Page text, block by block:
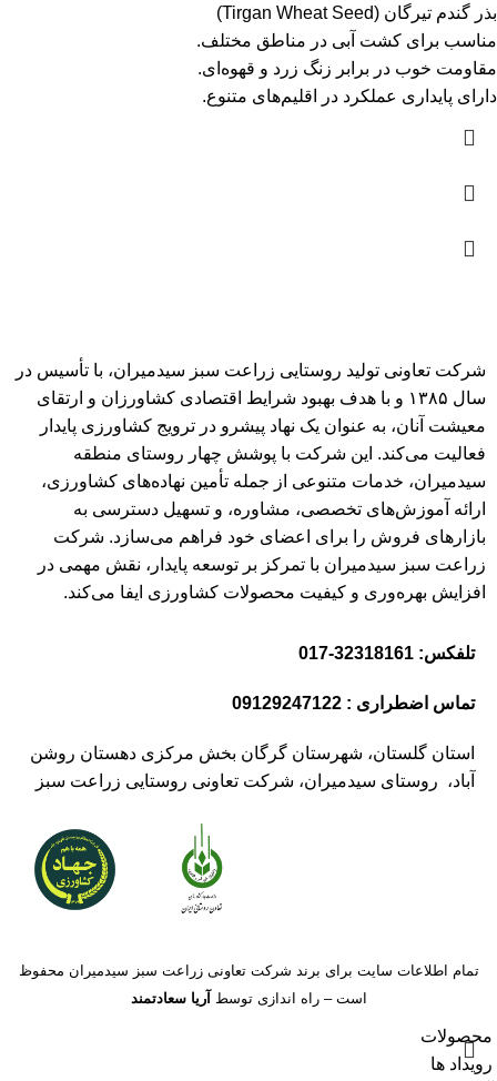
بذر گندم تیرگان (Tirgan Wheat Seed)
مناسب برای کشت آبی در مناطق مختلف.
مقاومت خوب در برابر زنگ زرد و قهوه‌ای.
دارای پایداری عملکرد در اقلیم‌های متنوع.
شرکت تعاونی تولید روستایی زراعت سبز سیدمیران، با تأسیس در
سال ۱۳۸۵ و با هدف بهبود شرایط اقتصادی کشاورزان و ارتقای
معیشت آنان، به عنوان یک نهاد پیشرو در ترویج کشاورزی پایدار
فعالیت می‌کند. این شرکت با پوشش چهار روستای منطقه
سیدمیران، خدمات متنوعی از جمله تأمین نهاده‌های کشاورزی،
ارائه آموزش‌های تخصصی، مشاوره، و تسهیل دسترسی به
بازارهای فروش را برای اعضای خود فراهم می‌سازد. شرکت
زراعت سبز سیدمیران با تمرکز بر توسعه پایدار، نقش مهمی در
افزایش بهره‌وری و کیفیت محصولات کشاورزی ایفا می‌کند.
تلفکس: 32318161-017
تماس اضطراری : 09129247122
استان گلستان، شهرستان گرگان بخش مرکزی دهستان روشن
آباد، روستای سیدمیران، شرکت تعاونی روستایی زراعت سبز
تمام اطلاعات سایت برای برند شرکت تعاونی زراعت سبز سیدمیران محفوظ
است – راه اندازی توسط آریا سعادتمند
محصولات
رویداد ها